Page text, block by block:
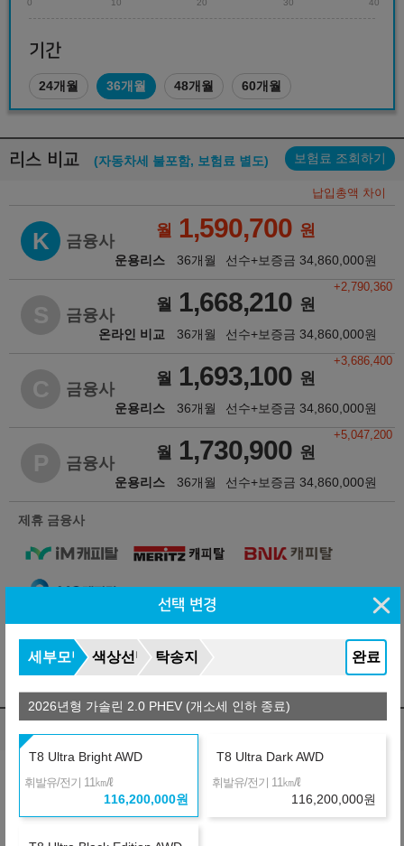
0 10 20 30 40
기간
24개월 36개월 48개월 60개월
리스 비교 (자동차세 불포함, 보험료 별도) 보험료 조회하기
납입총액 차이
K 금융사
운용리스
월 1,590,700 원
36개월 선수+보증금 34,860,000원
금융사
온라인 비교
월 1,668,210 원
+2,790,360
36개월 선수+보증금 34,860,000원
금융사
운용리스
월 1,693,100 원
+3,686,400
36개월 선수+보증금 34,860,000원
금융사
운용리스
월 1,730,900 원
+5,047,200
36개월 선수+보증금 34,860,000원
제휴 금융사
※ 보험료 : 개인별로 다름
※ 약정거리 : 2만km/년
렌트 비교
납입총액 차이
※ 약정거리 : 2만km/년
선택 변경
세부모델 색상선택 탁송지역 완료
2026년형 가솔린 2.0 PHEV (개소세 인하 종료)
T8 Ultra Bright AWD
휘발유/전기 11㎞/ℓ
116,200,000원
T8 Ultra Dark AWD
휘발유/전기 11㎞/ℓ
116,200,000원